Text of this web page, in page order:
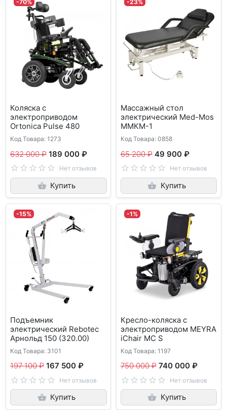
-70%
Коляска с
электроприводом
Ortonica Pulse 480
Код Товара: 1273
632 000 ₽ 189 000 ₽
Нет отзывов
Купить
-23%
Массажный стол
электрический Med-Mos
ММКМ-1
Код Товара: 0858
65 200 ₽ 49 900 ₽
Нет отзывов
Купить
-15%
Подъемник
электрический Rebotec
Арнольд 150 (320.00)
Код Товара: 3101
197 100 ₽ 167 500 ₽
Нет отзывов
Купить
-1%
Кресло-коляска с
электроприводом MEYRA
iChair MC S
Код Товара: 1197
750 000 ₽ 740 000 ₽
Нет отзывов
Купить